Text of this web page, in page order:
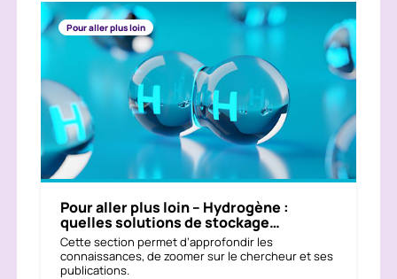
Pour aller plus loin
Pour aller plus loin – Hydrogène :
quelles solutions de stockage…
Cette section permet d’approfondir les
connaissances, de zoomer sur le chercheur et ses
publications.